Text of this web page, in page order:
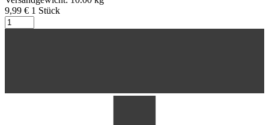
9,99 € 1 Stück